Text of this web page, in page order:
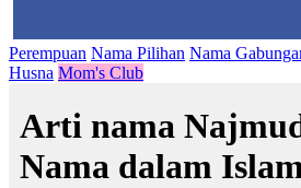
Perempuan Nama Pilihan Nama
Husna Mom's Club
Arti nama
Nama dalam